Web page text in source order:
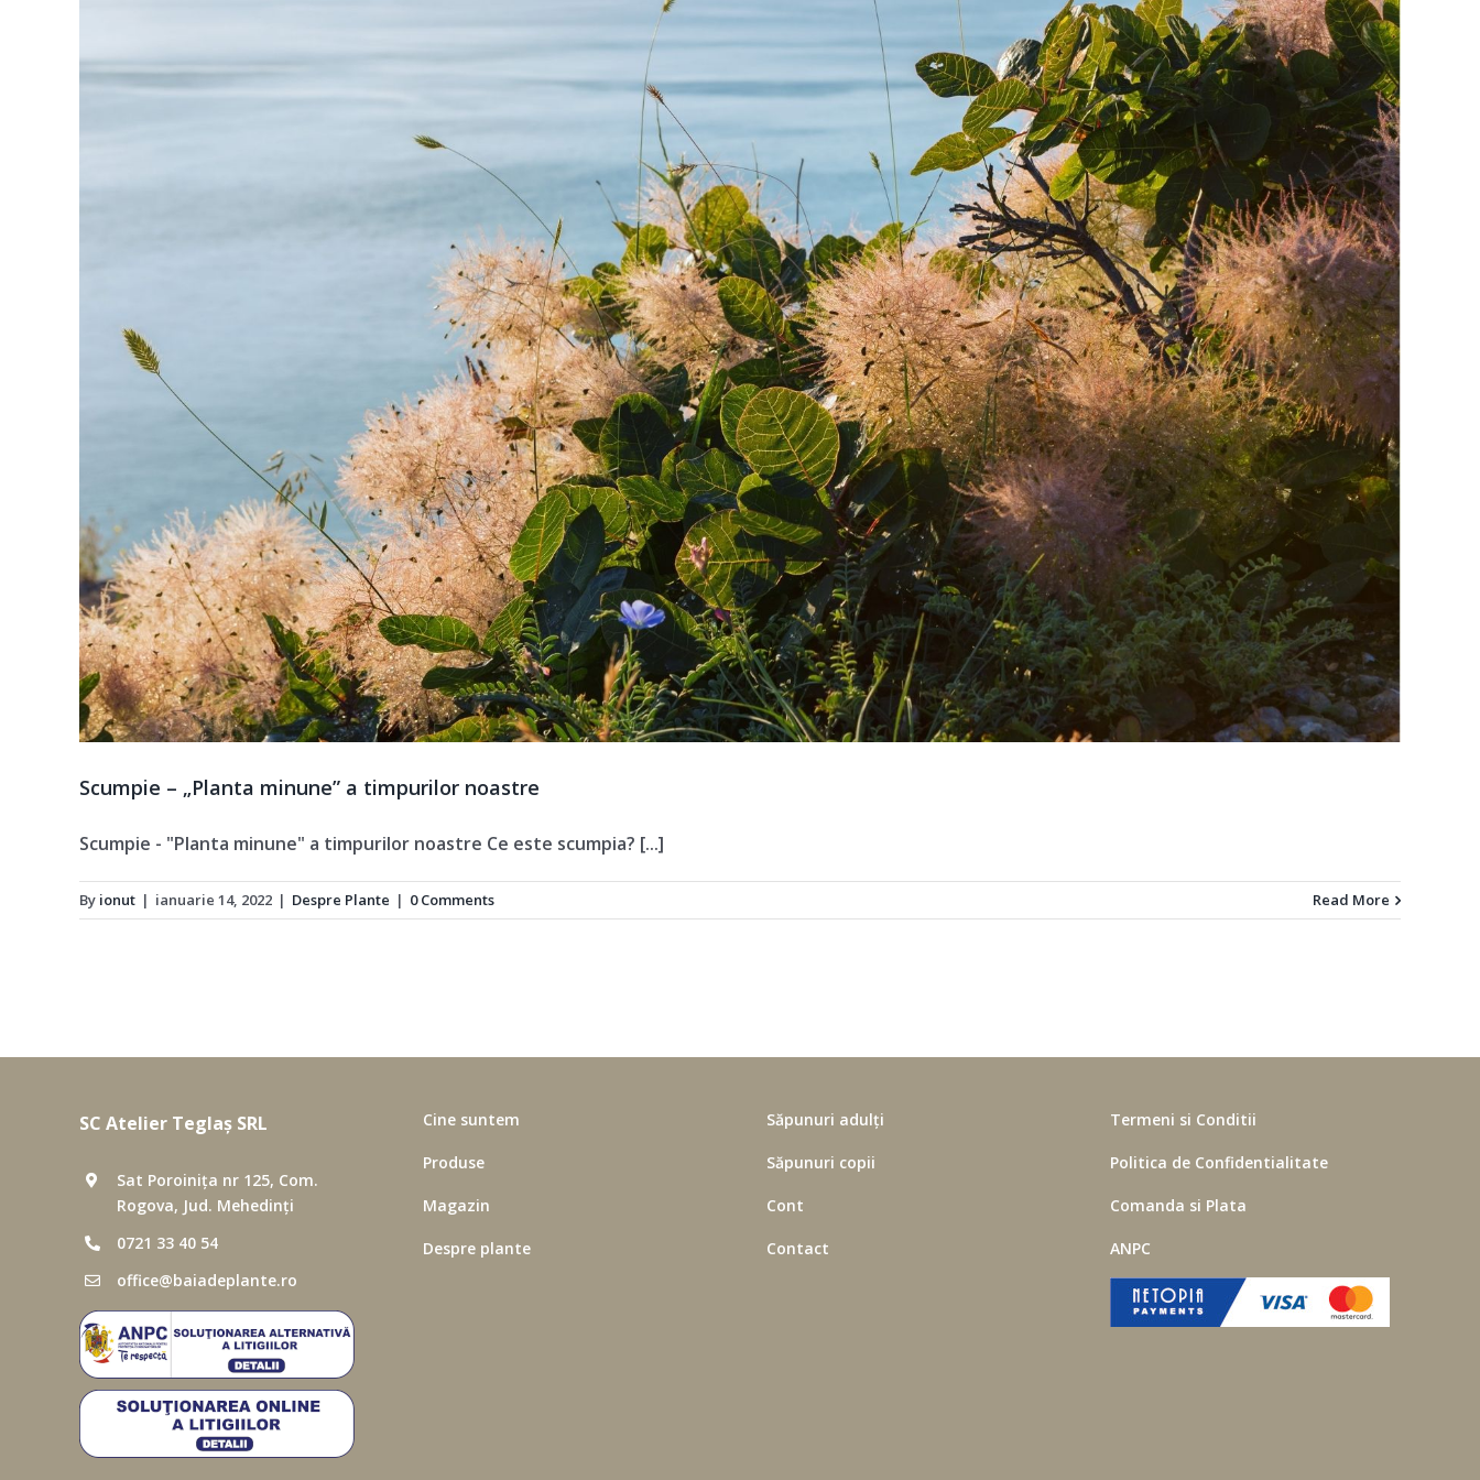
Scumpie – „Planta minune” a timpurilor noastre
Despre Plante
Scumpie – „Planta minune” a timpurilor noastre
Scumpie - "Planta minune" a timpurilor noastre Ce este scumpia? [...]
By ionut | ianuarie 14, 2022 | Despre Plante | 0 Comments Read More
SC Atelier Teglaș SRL
Sat Poroinița nr 125, Com.
Rogova, Jud. Mehedinți
0721 33 40 54
office@baiadeplante.ro
Cine suntem
Produse
Magazin
Despre plante
Săpunuri adulți
Săpunuri copii
Cont
Contact
Termeni si Conditii
Politica de Confidentialitate
Comanda si Plata
ANPC